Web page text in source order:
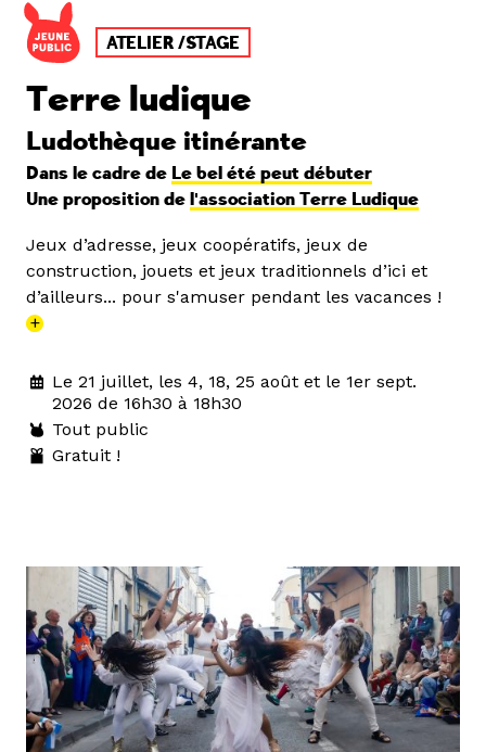
ATELIER /STAGE
Terre ludique
Ludothèque itinérante
Dans le cadre de Le bel été peut débuter
Une proposition de l'association Terre Ludique
Jeux d’adresse, jeux coopératifs, jeux de
construction, jouets et jeux traditionnels d’ici et
d’ailleurs... pour s'amuser pendant les vacances !
+
Le 21 juillet, les 4, 18, 25 août et le 1er sept.
2026 de 16h30 à 18h30
Tout public
Gratuit !